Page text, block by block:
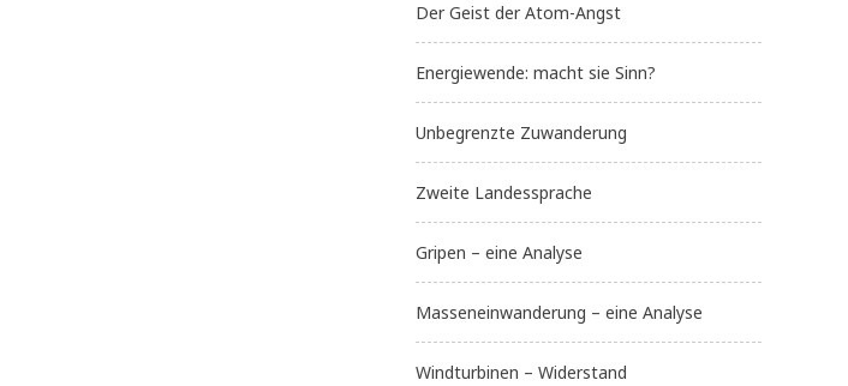
Der Geist der Atom-Angst
Energiewende: macht sie Sinn?
Unbegrenzte Zuwanderung
Zweite Landessprache
Gripen – eine Analyse
Masseneinwanderung – eine Analyse
Windturbinen – Widerstand